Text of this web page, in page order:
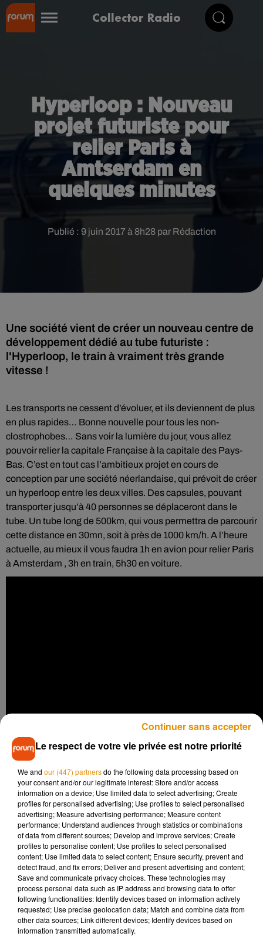
Collector Radio
Hyperloop : Nouveau
projet futuriste pour
relier Paris à
Amtserdam en
quelques minutes
Publié : 9 juin 2017 à 8h28 par Rédaction
Une société vient de créer un nouveau centre de
développement dédié au tube futuriste :
l'Hyperloop, le train à vraiment très grande
Les transports ne cessent d’évoluer, et ils deviennent de plus
en plus rapides… Bonne nouvelle pour tous les non-
clostrophobes… Sans voir la lumière du jour, vous allez
pouvoir relier la capitale Française à la capitale des Pays-
Bas. C’est en tout cas l’ambitieux projet en cours de
conception par une société néerlandaise, qui prévoit de créer
un hyperloop entre les deux villes. Des capsules, pouvant
transporter jusqu’à 40 personnes se déplaceront dans le
tube. Un tube long de 500km, qui vous permettra de parcourir
cette distance en 30mn, soit à près de 1000 km/h. A l’heure
actuelle, au mieux il vous faudra 1h en avion pour relier Paris
à Amsterdam , 3h en train, 5h30 en voiture.
Qu’est ce que l’hyperloop :
On doit cette invention à Elon Musk, un canadien d’origine
Sud-Africaine. Ce tube à très grande vitesse ( TGV donc… ) a
été conçu pour relier, grâce à de l’air, et donc une
aérodynamique hyper puissante de grandes distances en
très peu de temps. Musk n’a jamais déposé le brevet de son
invention, et compte ainsi offrir à de jeunes entrepreneurs la
possibilité de se pencher sur la réalisation de l’hyperloop.
Vous pourrez donc, vous aussi plancher sur le sujet !
D’autres projets en cours :
L’hyperloop intéresse beaucoup en France ! Un projet vise à
Le respect de votre vie privée est notre priorité
We and our (447) partnersdo the following data processing based on
your consent and/or our legitimate interest: Store and/or access
information on a device; Use limited data to select advertising; Create
profiles for personalised advertising; Use profiles to select personalised
advertising; Measure advertising performance; Measure content
performance; Understand audiences through statistics or combinations
of data from different sources; Develop and improve services; Create
profiles to personalise content; Use profiles to select personalised
content; Use limited data to select content; Ensure security, prevent and
detect fraud, and fix errors; Deliver and present advertising and content;
Save and communicate privacy choices. These technologies may
process personal data such as IP address and browsing data to offer
following functionalities: Identify devices based on information actively
requested; Use precise geolocation data; Match and combine data from
other data sources; Link different devices; Identify devices based on
information transmitted automatically.
Continuer sans accepter